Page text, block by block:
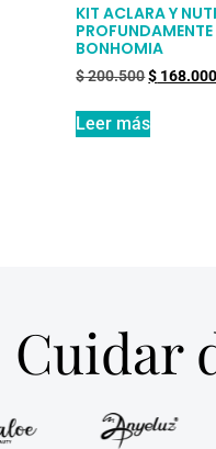
KIT ACLARA Y
PROFUNDAMENTE
BONHOMIA
$200.500$ 168.000
Leer más
Cuidar